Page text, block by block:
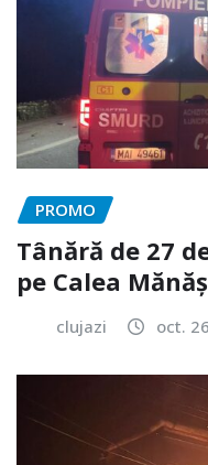
PROMO
Tânără de 27
pe Calea
clujazi oct.